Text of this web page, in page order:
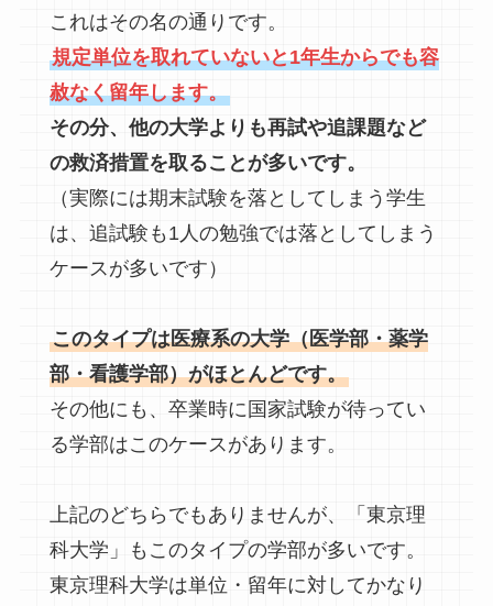
これはその名の通りです。
規定単位を取れていないと1年生からでも容
赦なく留年します。
その分、他の大学よりも再試や追課題など
の救済措置を取ることが多いです。
（実際には期末試験を落としてしまう学生
は、追試験も1人の勉強では落としてしまう
ケースが多いです）
このタイプは医療系の大学（医学部・薬学
部・看護学部）がほとんどです。
その他にも、卒業時に国家試験が待ってい
る学部はこのケースがあります。
上記のどちらでもありませんが、「東京理
科大学」もこのタイプの学部が多いです。
東京理科大学は単位・留年に対してかなり